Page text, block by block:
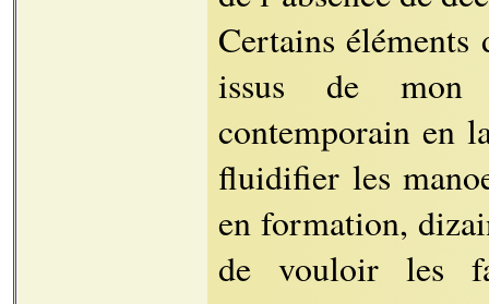
Certains éléments
issus de mon
contemporain en
fluidifier les
en formation,
de vouloir les